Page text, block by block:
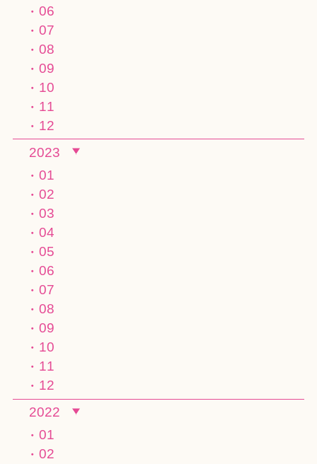
06
07
08
09
10
11
12
2023
01
02
03
04
05
06
07
08
09
10
11
12
2022
01
02